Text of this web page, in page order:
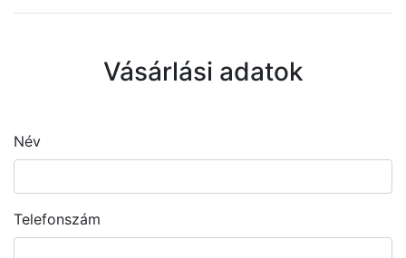
Vásárlási adatok
Név
Telefonszám